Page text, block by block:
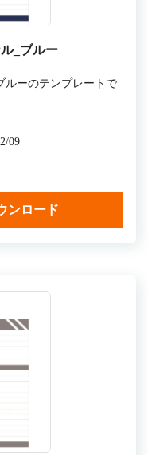
_ブルー
ルーのテンプレートで
09
ンロード